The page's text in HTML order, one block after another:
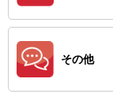
その他